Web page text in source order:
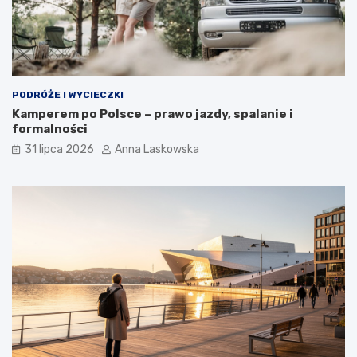
PODRÓŻE I WYCIECZKI
Kamperem po Polsce – prawo jazdy, spalanie i
formalności
31 lipca 2026 Anna Laskowska